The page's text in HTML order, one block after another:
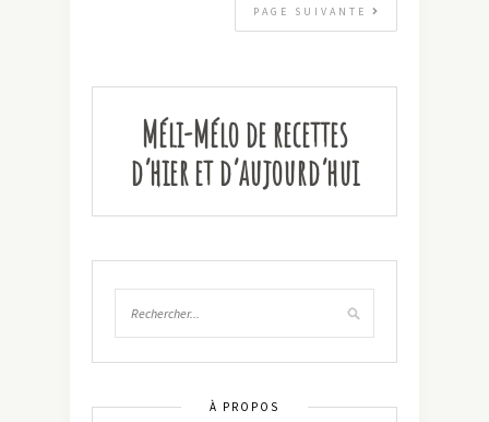
PAGE SUIVANTE
Méli-Mélo de recettes
d’hier et d’aujourd’hui
À PROPOS